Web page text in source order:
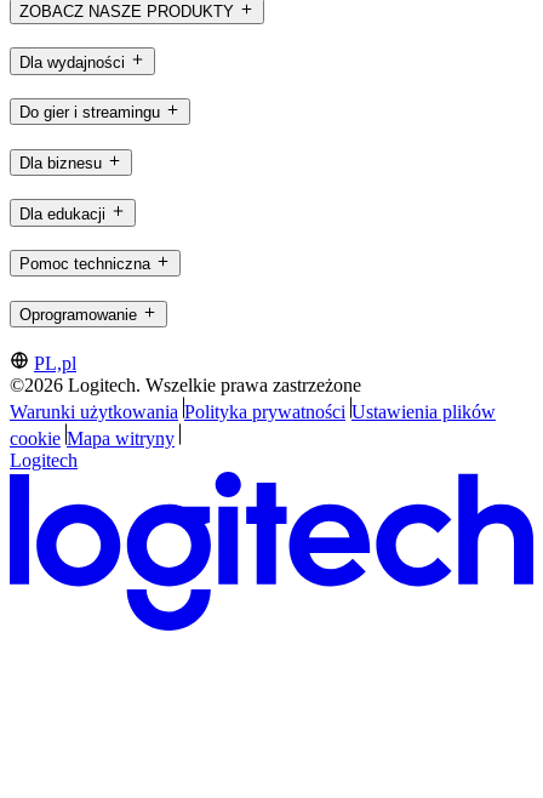
ZOBACZ NASZE PRODUKTY
Dla wydajności
Do gier i streamingu
Dla biznesu
Dla edukacji
Pomoc techniczna
Oprogramowanie
PL,pl
©2026 Logitech. Wszelkie prawa zastrzeżone
Warunki użytkowania Polityka prywatności Ustawienia plików
cookie Mapa witryny
Logitech